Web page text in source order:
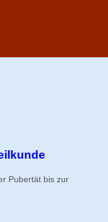
Pubertät bis zur